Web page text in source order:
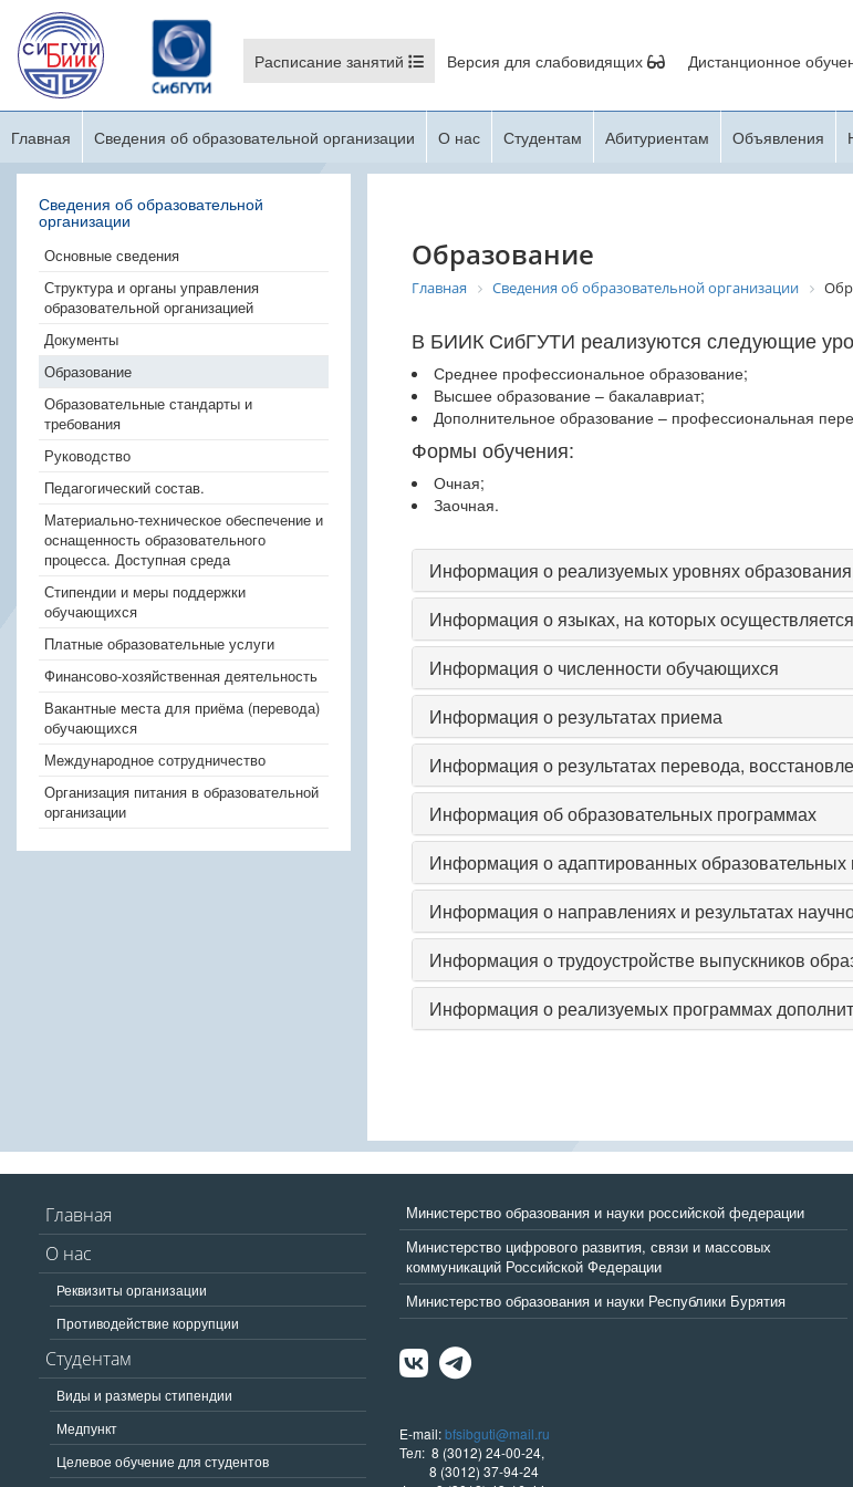
Расписание занятий Версия для слабовидящих Дистанционное
Главная Сведения об образовательной организации О нас Студентам Абитуриентам Объявления
Образование
Главная Сведения об образовательной организации
В БИИК СибГУТИ реализуются следующие
Среднее профессиональное образование;
Высшее образование – бакалавриат;
Дополнительное образование – профессиональная
Формы обучения:
Очная;
Заочная.
Информация о реализуемых уровнях
Информация о языках, на которых
Информация о численности обучающихся
Информация о результатах приема
Информация о результатах перевода,
Информация об образовательных программах
Информация о адаптированных образовательных
Информация о направлениях и результатах
Информация о трудоустройстве выпускников
Информация о реализуемых программах
Сведения об образовательной
организации
Основные сведения
Структура и органы управления
образовательной организацией
Документы
Образование
Образовательные стандарты и
требования
Руководство
Педагогический состав.
Материально-техническое обеспечение и
оснащенность образовательного
процесса. Доступная среда
Стипендии и меры поддержки
обучающихся
Платные образовательные услуги
Финансово-хозяйственная деятельность
Вакантные места для приёма (перевода)
обучающихся
Международное сотрудничество
Организация питания в образовательной
организации
Главная
О нас
Реквизиты организации
Противодействие коррупции
Студентам
Виды и размеры стипендии
Медпункт
Целевое обучение для студентов
Министерство образования и науки российской федерации
Министерство цифрового развития, связи и массовых
коммуникаций Российской Федерации
Министерство образования и науки Республики Бурятия
E-mail:bfsibguti@mail.ru
Тел: 8 (3012) 24-00-24,
8 (3012) 37-94-24